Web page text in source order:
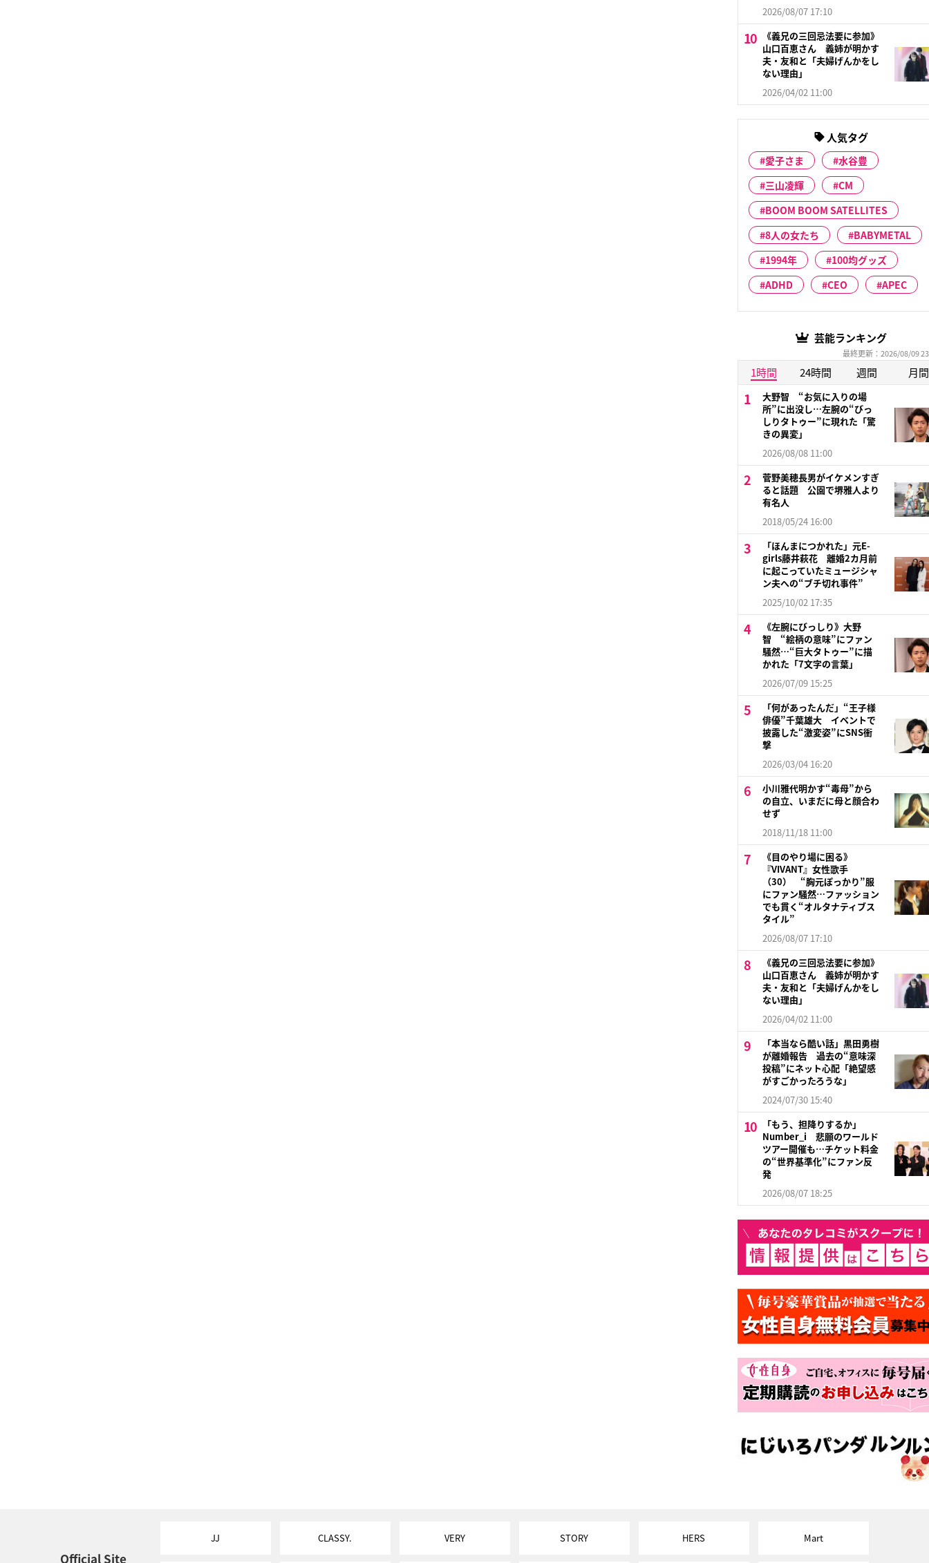
2026/08/07 17:10
《義兄の三回忌法要に参加》
山口百恵さん 義姉が明かす
夫・友和と「夫婦げんかをし
ない理由」
2026/04/02 11:00
人気タグ
愛子さま
水谷豊
三山凌輝
CM
BOOM BOOM SATELLITES
8人の女たち
BABYMETAL
1994年
100均グッズ
ADHD
CEO APEC
芸能ランキング
最終更新：2026/08/09
1時間 24時間 週間 月間
大野智 “お気に入りの場
所”に出没し…左腕の“びっ
しりタトゥー”に現れた「驚
きの異変」
2026/08/08 11:00
菅野美穂長男がイケメンすぎ
ると話題 公園で堺雅人より
有名人
2018/05/24 16:00
「ほんまにつかれた」元E-
girls藤井萩花 離婚2カ月前
に起こっていたミュージシャ
ン夫への“ブチ切れ事件”
2025/10/02 17:35
《左腕にびっしり》大野
智 “絵柄の意味”にファン
騒然…“巨大タトゥー”に描
かれた「7文字の言葉」
2026/07/09 15:25
「何があったんだ」“王子様
俳優”千葉雄大 イベントで
披露した“激変姿”にSNS衝
撃
2026/03/04 16:20
小川雅代明かす“毒母”から
の自立、いまだに母と顔合わ
せず
2018/11/18 11:00
《目のやり場に困る》
『VIVANT』女性歌手
（30） “胸元ぽっかり”服
にファン騒然…ファッション
でも貫く“オルタナティブス
タイル”
2026/08/07 17:10
《義兄の三回忌法要に参加》
山口百恵さん 義姉が明かす
夫・友和と「夫婦げんかをし
ない理由」
2026/04/02 11:00
「本当なら酷い話」黒田勇樹
が離婚報告 過去の“意味深
投稿”にネット心配「絶望感
がすごかったろうな」
2024/07/30 15:40
「もう、担降りするか」
Number_i 悲願のワールド
ツアー開催も…チケット料金
の“世界基準化”にファン反
発
2026/08/07 18:25
Official Site
JJ CLASSY. VERY STORY HERS Mart